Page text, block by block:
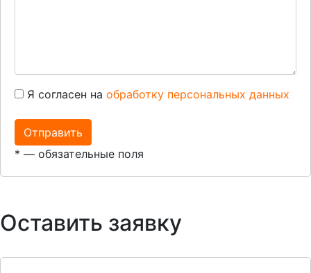
Я согласен на обработку персональных данных
* — обязательные поля
Оставить заявку